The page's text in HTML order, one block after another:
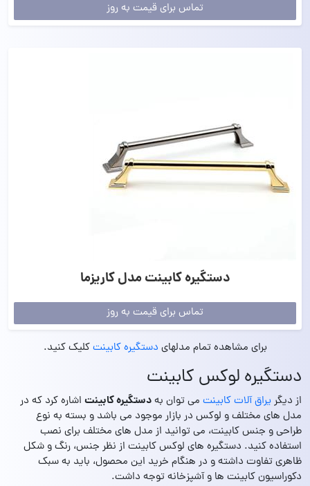
تماس برای قیمت به روز
دستگیره کابینت مدل کاریزما
تماس برای قیمت به روز
برای مشاهده تمام مدلهای دستگیره کابینتکلیک کنید.
دستگیره لوکس کابینت
از دیگریراق آلات کابینت می توان بهدستگیره کابینت اشاره کرد که در
مدل های مختلف و لوکس در بازار موجود می باشد و بسته به نوع
طراحی و جنس کابینت، می توانید از مدل های مختلف برای نصب
استفاده کنید. دستگیره های لوکس کابینت از نظر جنس، رنگ و شکل
ظاهری تفاوت داشته و در هنگام خرید این محصول، باید به سبک
دکوراسیون کابینت ها و آشپزخانه توجه داشت.